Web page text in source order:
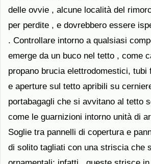
delle ovvie , alcune località del
per perdite , e dovrebbero essere
. Controllare intorno a qualsiasi
emerge da un buco nel tetto , come
propano brucia elettrodomestici, tubi
e aperture sul tetto apribili su
portabagagli che si avvitano al tetto
come le guarnizioni intorno unità di
Soglie tra pannelli di copertura e
di solito tagliati con una striscia che